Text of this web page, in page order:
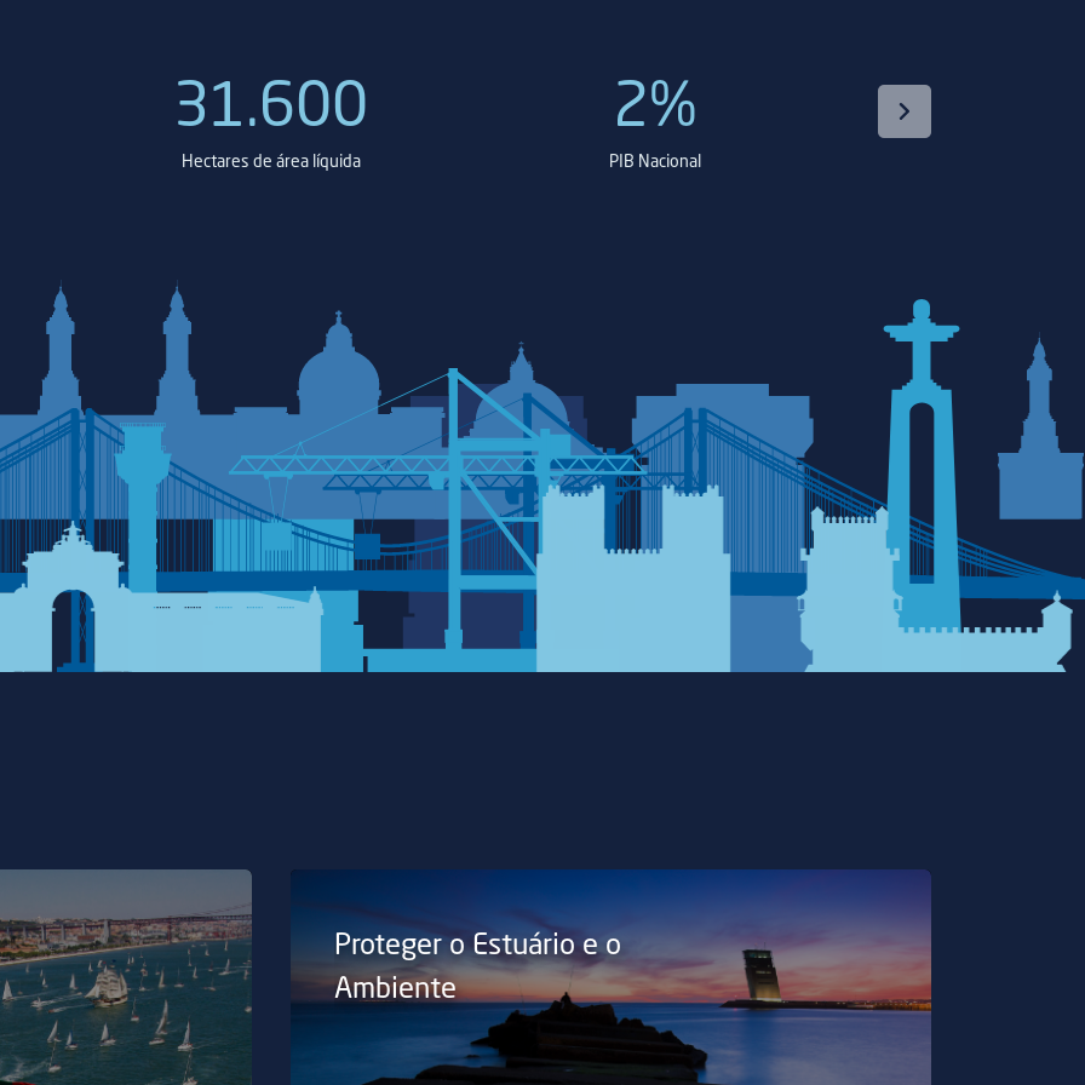
31.600
Hectares de área líquida
2%
PIB Nacional
Proteger o Estuário e o
Ambiente